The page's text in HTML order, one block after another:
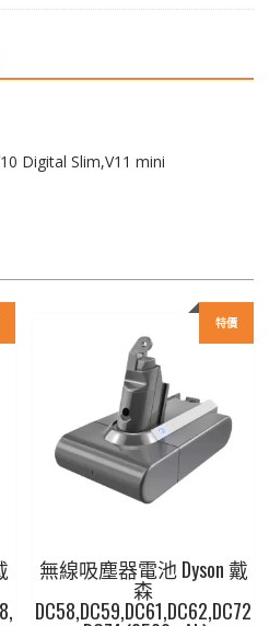
Digital Slim,V11 mini
特價
無線吸塵器電池 Dyson 戴
森
DC58,DC59,DC61,DC62,DC72